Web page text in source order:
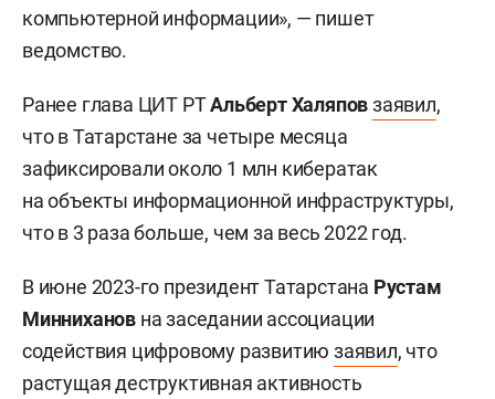
компьютерной информации», — пишет
ведомство.
Ранее глава ЦИТ РТАльберт Халяповзаявил,
что в Татарстане за четыре месяца
зафиксировали около 1 млн кибератак
на объекты информационной инфраструктуры,
что в 3 раза больше, чем за весь 2022 год.
В июне 2023-го президент Татарстана Рустам
Минниханов на заседании ассоциации
содействия цифровому развитиюзаявил, что
растущая деструктивная активность